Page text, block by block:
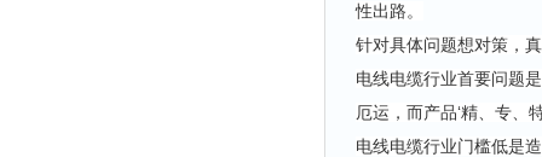
性出路。
针对具体问题想对策，
电线电缆行业首要问题
厄运，而产品‘精、专、
电线电缆行业门槛低是